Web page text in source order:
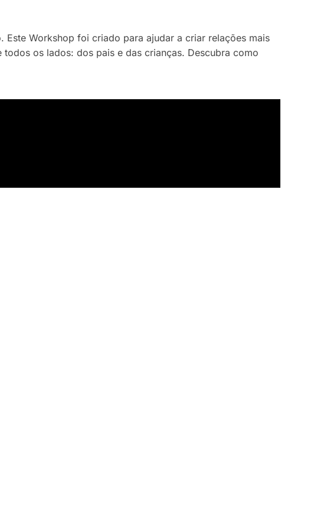
Workshop foi criado para ajudar a criar relações mais
os lados: dos pais e das crianças. Descubra como